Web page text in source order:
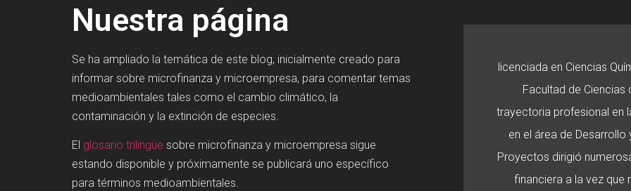
Nuestra página
Se ha ampliado la temática de este blog, inicialmente creado para
informar sobre microfinanza y microempresa, para comentar temas
medioambientales tales como el cambio climático, la
contaminación y la extinción de especies.
El glosario trilingüe sobre microfinanza y microempresa sigue
estando disponible y próximamente se publicará uno específico
para términos medioambientales.
licenciada en Ciencias
Facultad de Ciencias
trayectoria profesional en
en el área de
Proyectos dirigió
financiera a la vez que